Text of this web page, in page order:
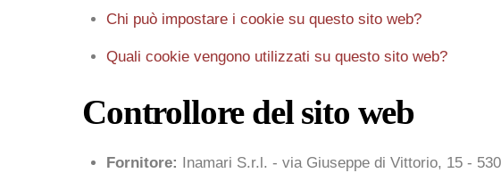
Chi può impostare i cookie su questo sito web?
Quali cookie vengono utilizzati su questo sito web?
Controllore del sito web
Fornitore: Inamari S.r.l. - via Giuseppe di Vittorio, 15 -